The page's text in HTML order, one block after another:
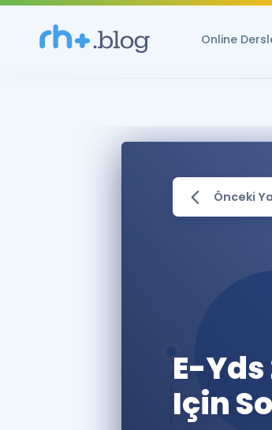
Online
Önceki
E-
Için